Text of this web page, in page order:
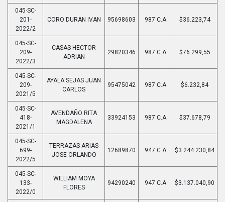
045-SC-
201-
2022/2
CORO DURAN IVAN 95698603 987 C.A $36.223,74
045-SC-
209-
2022/3
CASAS HECTOR
ADRIAN
29820346 987 C.A $76.299,55
045-SC-
209-
2021/5
AYALA SEJAS JUAN
CARLOS
95475042 987 C.A $6.232,84
045-SC-
418-
2021/1
AVENDAÑO RITA
MAGDALENA
33924153 987 C.A $37.678,79
045-SC-
699-
2022/5
TERRAZAS ARIAS
JOSE ORLANDO
12689870 947 C.A $3.244.230,84
045-SC-
133-
2022/0
WILLIAM MOYA
FLORES
94290240 947 C.A $3.137.040,90